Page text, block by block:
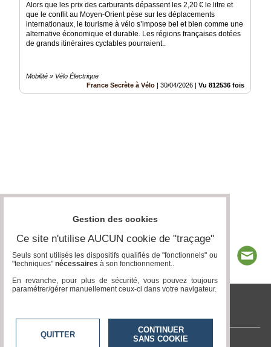
Alors que les prix des carburants dépassent les 2,20 € le litre et
que le conflit au Moyen-Orient pèse sur les déplacements
internationaux, le tourisme à vélo s’impose bel et bien comme une
alternative économique et durable. Les régions françaises dotées
de grands itinéraires cyclables pourraient..
Mobilité » Vélo Électrique
France Secrète à Vélo
30/04/2026 Vu 812536 fois
tvlocale.fr
Gestion des cookies
Ce site n'utilise AUCUN cookie de "traçage"
Seuls sont utilisés les dispositifs qualifiés de "fonctionnels" ou
"techniques" nécessaires à son fonctionnement..
En revanche, pour plus de sécurité, vous pouvez toujours
paramétrer/gérer manuellement ceux-ci dans votre navigateur.
QUITTER
CONTINUER
SANS COOKIE